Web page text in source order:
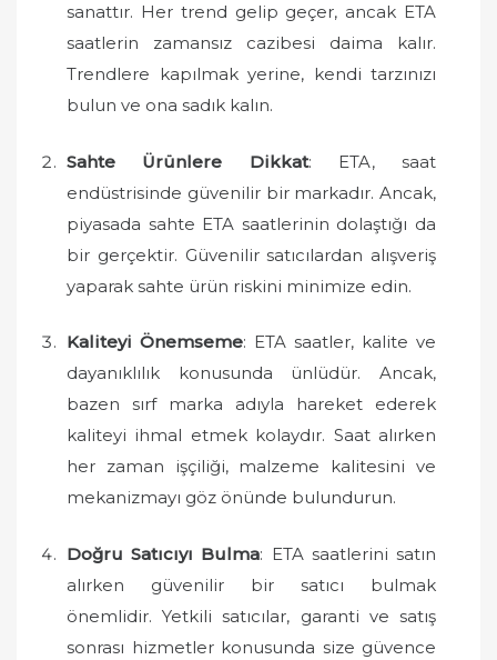
sanattır. Her trend gelip geçer, ancak ETA
saatlerin zamansız cazibesi daima kalır.
Trendlere kapılmak yerine, kendi tarzınızı
bulun ve ona sadık kalın.
Sahte Ürünlere Dikkat: ETA, saat
endüstrisinde güvenilir bir markadır. Ancak,
piyasada sahte ETA saatlerinin dolaştığı da
bir gerçektir. Güvenilir satıcılardan alışveriş
yaparak sahte ürün riskini minimize edin.
Kaliteyi Önemseme: ETA saatler, kalite ve
dayanıklılık konusunda ünlüdür. Ancak,
bazen sırf marka adıyla hareket ederek
kaliteyi ihmal etmek kolaydır. Saat alırken
her zaman işçiliği, malzeme kalitesini ve
mekanizmayı göz önünde bulundurun.
Doğru Satıcıyı Bulma: ETA saatlerini satın
alırken güvenilir bir satıcı bulmak
önemlidir. Yetkili satıcılar, garanti ve satış
sonrası hizmetler konusunda size güvence